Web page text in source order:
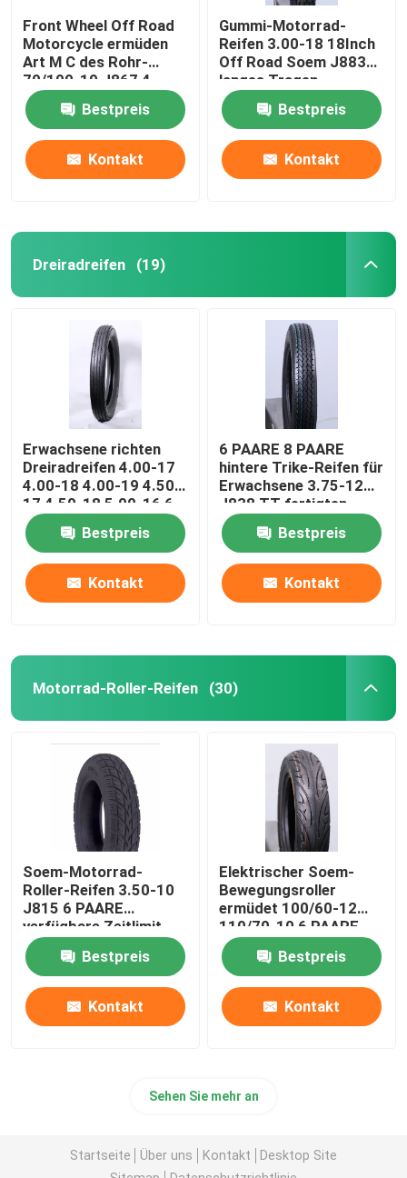
Front Wheel Off Road
Motorcycle ermüden
Art M C des Rohr-
70/100-19 J867 4
PAARE 6 PAARE TT
Bestpreis
Kontakt
Gummi-Motorrad-
Reifen 3.00-18 18Inch
Off Road Soem J883
langes Tragen
Bestpreis
Kontakt
Dreiradreifen (19)
Erwachsene richten
Dreiradreifen 4.00-17
4.00-18 4.00-19 4.50-
17 4.50-18 5.00-16 6
PAARE 8 PAARE auf,
die TT EMARK
besonders anfertigte
Bestpreis
Kontakt
6 PAARE 8 PAARE
hintere Trike-Reifen für
Erwachsene 3.75-12
J838 TT fertigten
besonders an
Bestpreis
Kontakt
Motorrad-Roller-Reifen (30)
Soem-Motorrad-
Roller-Reifen 3.50-10
J815 6 PAARE
verfügbare Zeitlimit
schlauchlos
Bestpreis
Kontakt
Elektrischer Soem-
Bewegungsroller
ermüdet 100/60-12
110/70-10 6 PAARE,
die TT/TL langlebiges
Gut verdicken
Bestpreis
Kontakt
Sehen Sie mehr an
Startseite Über uns Kontakt
Desktop Site